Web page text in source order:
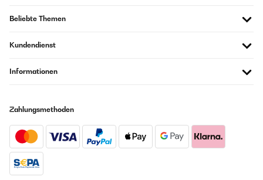
dein Kind sie problemlos tragen kann.
Angemessene Größe: Die Kapazität der Flasche sollte dem
Fassungsvermögen ist für die meisten Kinder geeignet.
Einfach zu öffnen und zu schließen: Kinder sollten in der
Lage sein, die Flasche selbstständig ohne Hilfe zu öffnen
und zu schließen. Unsere Flasche liegt gut in der Hand und
Beliebte Themen
Kundendienst
Informationen
Zahlungsmethoden